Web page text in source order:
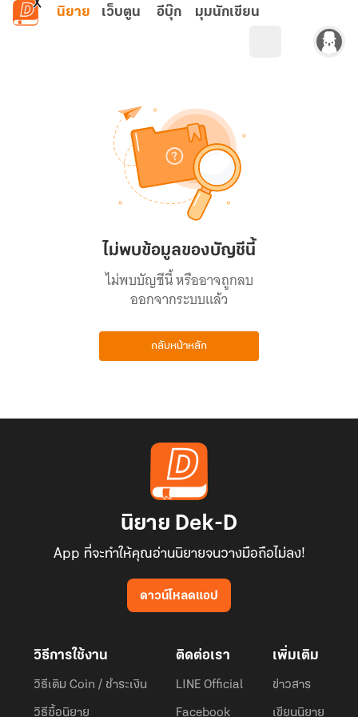
ข้ามไปยังเนื้อหาหลัก
นิยาย เว็บตูน อีบุ๊ก มุมนักเขียน
ไม่พบข้อมูลของบัญชีนี้
ไม่พบบัญชีนี้ หรืออาจถูกลบ
ออกจากระบบแล้ว
กลับหน้าหลัก
นิยาย Dek-D
App ที่จะทำให้คุณอ่านนิยายจนวางมือถือไม่ลง!
ดาวน์โหลดแอป
วิธีการใช้งาน
วิธีเติม Coin / ชำระเงิน
วิธีซื้อนิยาย
ติดต่อเรา
LINE Official
Facebook
เพิ่มเติม
ข่าวสาร
เขียนนิยาย